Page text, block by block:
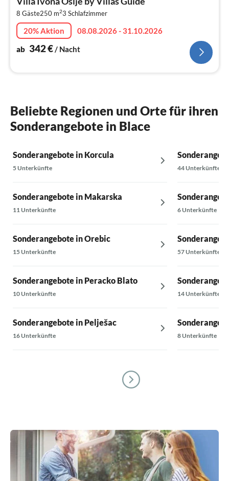
8 Gäste250 m23 Schlafzimmer
20% Aktion
08.08.2026 - 31.10.2026
ab 342€ / Nacht
Beliebte Regionen und Orte für ihren
Sonderangebote in Blace
Sonderangebote in Korcula
5 Unterkünfte
Sonderangebote in Makarska
11 Unterkünfte
Sonderangebote in Orebic
15 Unterkünfte
Sonderangebote in Peracko Blato
10 Unterkünfte
Sonderangebote in Pelješac
16 Unterkünfte
44 Unterkünfte
6 Unterkünfte
57 Unterkünfte
14 Unterkünfte
8 Unterkünfte